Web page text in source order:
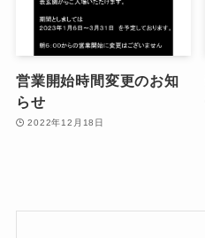
営業開始時間変更のお知
らせ
2022年12月18日